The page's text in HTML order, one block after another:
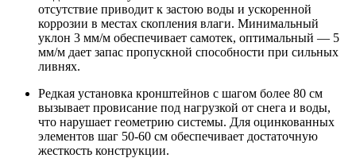
отсутствие приводит к застою воды и ускоренной
коррозии в местах скопления влаги. Минимальный
уклон 3 мм/м обеспечивает самотек, оптимальный — 5
мм/м дает запас пропускной способности при сильных
ливнях.
Редкая установка кронштейнов с шагом более 80 см
вызывает провисание под нагрузкой от снега и воды,
что нарушает геометрию системы. Для оцинкованных
элементов шаг 50-60 см обеспечивает достаточную
жесткость конструкции.